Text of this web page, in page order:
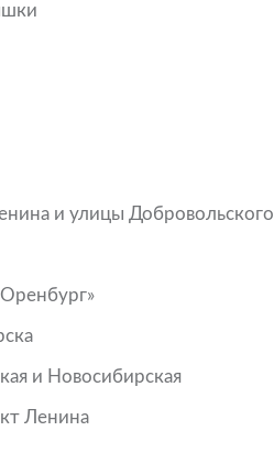
и улицы Добровольского
и Новосибирская
Ленина